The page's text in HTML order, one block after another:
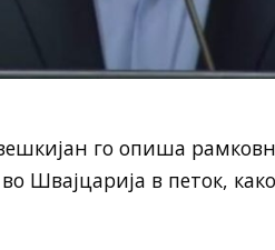
го опиша
Швајцарија в петок,